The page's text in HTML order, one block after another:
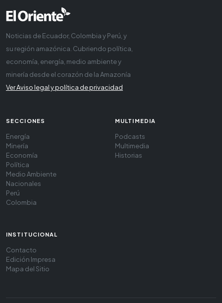
Noticias de Ecuador, Colombia y Perú, y
su región amazónica. Cubriendo política,
economía, energía, medio ambiente y
minería desde el corazón de la Amazonía
Ver Aviso legal y política de privacidad
SECCIONES
Energía
Minería
Economía
Política
Medio Ambiente
Nacionales
Perú
Colombia
MULTIMEDIA
Podcasts
Multimedia
Historias
INSTITUCIONAL
Contacto
Edición Impresa
Mapa del Sitio